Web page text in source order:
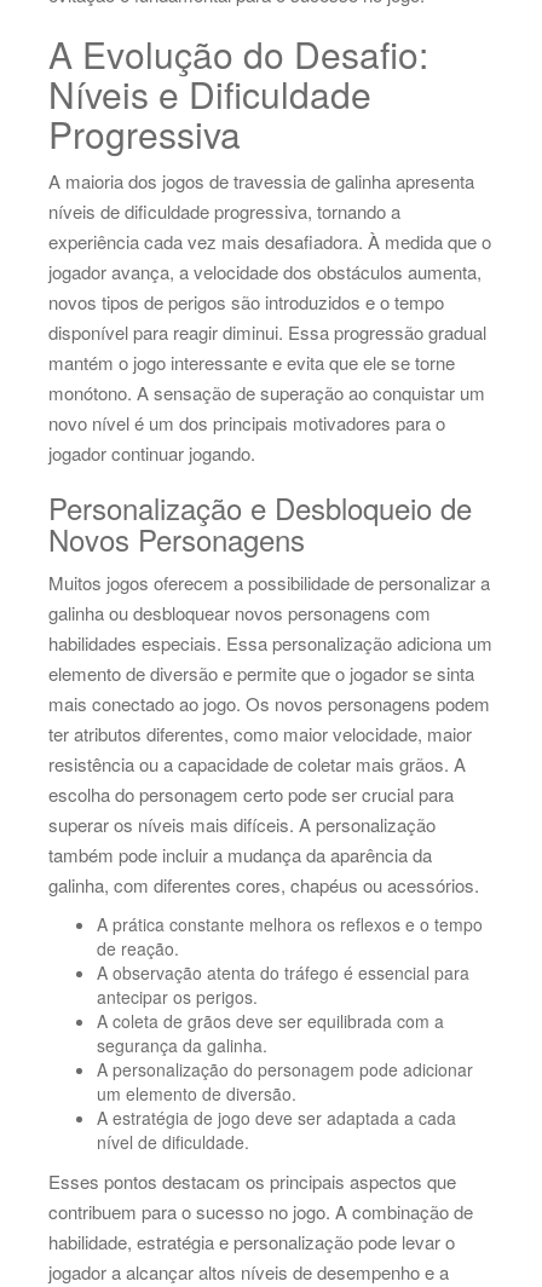
A Evolução do Desafio:
Níveis e Dificuldade
Progressiva
A maioria dos jogos de travessia de galinha apresenta
níveis de dificuldade progressiva, tornando a
experiência cada vez mais desafiadora. À medida que o
jogador avança, a velocidade dos obstáculos aumenta,
novos tipos de perigos são introduzidos e o tempo
disponível para reagir diminui. Essa progressão gradual
mantém o jogo interessante e evita que ele se torne
monótono. A sensação de superação ao conquistar um
novo nível é um dos principais motivadores para o
jogador continuar jogando.
Personalização e Desbloqueio de
Novos Personagens
Muitos jogos oferecem a possibilidade de personalizar a
galinha ou desbloquear novos personagens com
habilidades especiais. Essa personalização adiciona um
elemento de diversão e permite que o jogador se sinta
mais conectado ao jogo. Os novos personagens podem
ter atributos diferentes, como maior velocidade, maior
resistência ou a capacidade de coletar mais grãos. A
escolha do personagem certo pode ser crucial para
superar os níveis mais difíceis. A personalização
também pode incluir a mudança da aparência da
galinha, com diferentes cores, chapéus ou acessórios.
A prática constante melhora os reflexos e o tempo
de reação.
A observação atenta do tráfego é essencial para
antecipar os perigos.
A coleta de grãos deve ser equilibrada com a
segurança da galinha.
A personalização do personagem pode adicionar
um elemento de diversão.
A estratégia de jogo deve ser adaptada a cada
nível de dificuldade.
Esses pontos destacam os principais aspectos que
contribuem para o sucesso no jogo. A combinação de
habilidade, estratégia e personalização pode levar o
jogador a alcançar altos níveis de desempenho e a